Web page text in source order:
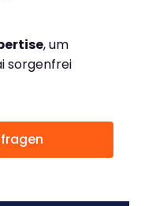
, um
sorgenfrei